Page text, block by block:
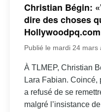
Christian Bégin:
dire des choses
Hollywoodpq.com
Publié le mardi 24 mars
À TLMEP, Christian
Lara Fabian. Coincé,
a refusé de se
malgré l’insistance